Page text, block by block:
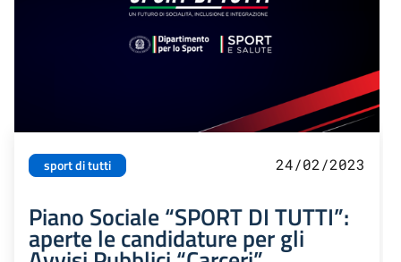
sport di tutti 24/02/2023
Piano Sociale “SPORT DI TUTTI”:
aperte le candidature per gli